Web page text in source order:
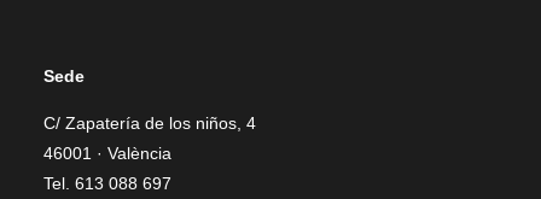
Sede
C/ Zapatería de los niños, 4
46001 · València
Tel. 613 088 697